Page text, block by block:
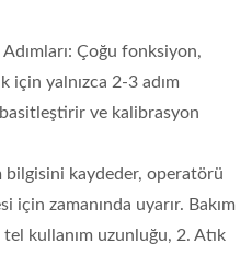
Çoğu fonksiyon,
için yalnızca 2-3 adım
basitleştirir ve kalibrasyon
bilgisini kaydeder, operatörü
zamanında uyarır. Bakım
kullanım uzunluğu, 2. Atık